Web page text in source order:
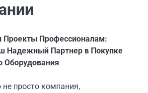
Проекты Профессионалам:
Надежный Партнер в Покупке
Оборудования
не просто компания,